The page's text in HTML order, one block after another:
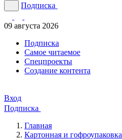
Подписка
09 августа 2026
Подписка
Cамое читаемое
Спецпроекты
Создание контента
Вход
Подписка
Главная
Картонная и гофроупаковка